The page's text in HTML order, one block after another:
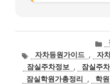
테
태
그
자차등원가이드 , 자
잠실주차정보
, 잠실주
잠실학원가총정리
, 학